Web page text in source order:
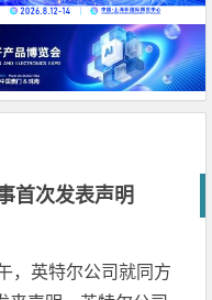
首次发表声明
，英特尔公司就同方